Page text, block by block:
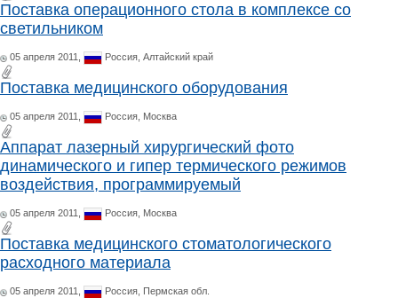
Поставка операционного стола в комплексе со
светильником
05 апреля 2011, Россия, Алтайский край
Поставка медицинского оборудования
05 апреля 2011, Россия, Москва
Аппарат лазерный хирургический фото
динамического и гипер термического режимов
воздействия, программируемый
05 апреля 2011, Россия, Москва
Поставка медицинского стоматологического
расходного материала
05 апреля 2011, Россия, Пермская обл.